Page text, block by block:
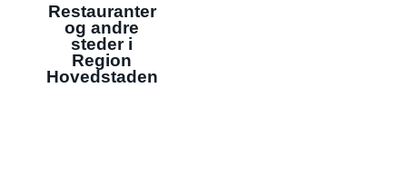
Restauranter
og andre
steder i
Region
Hovedstaden